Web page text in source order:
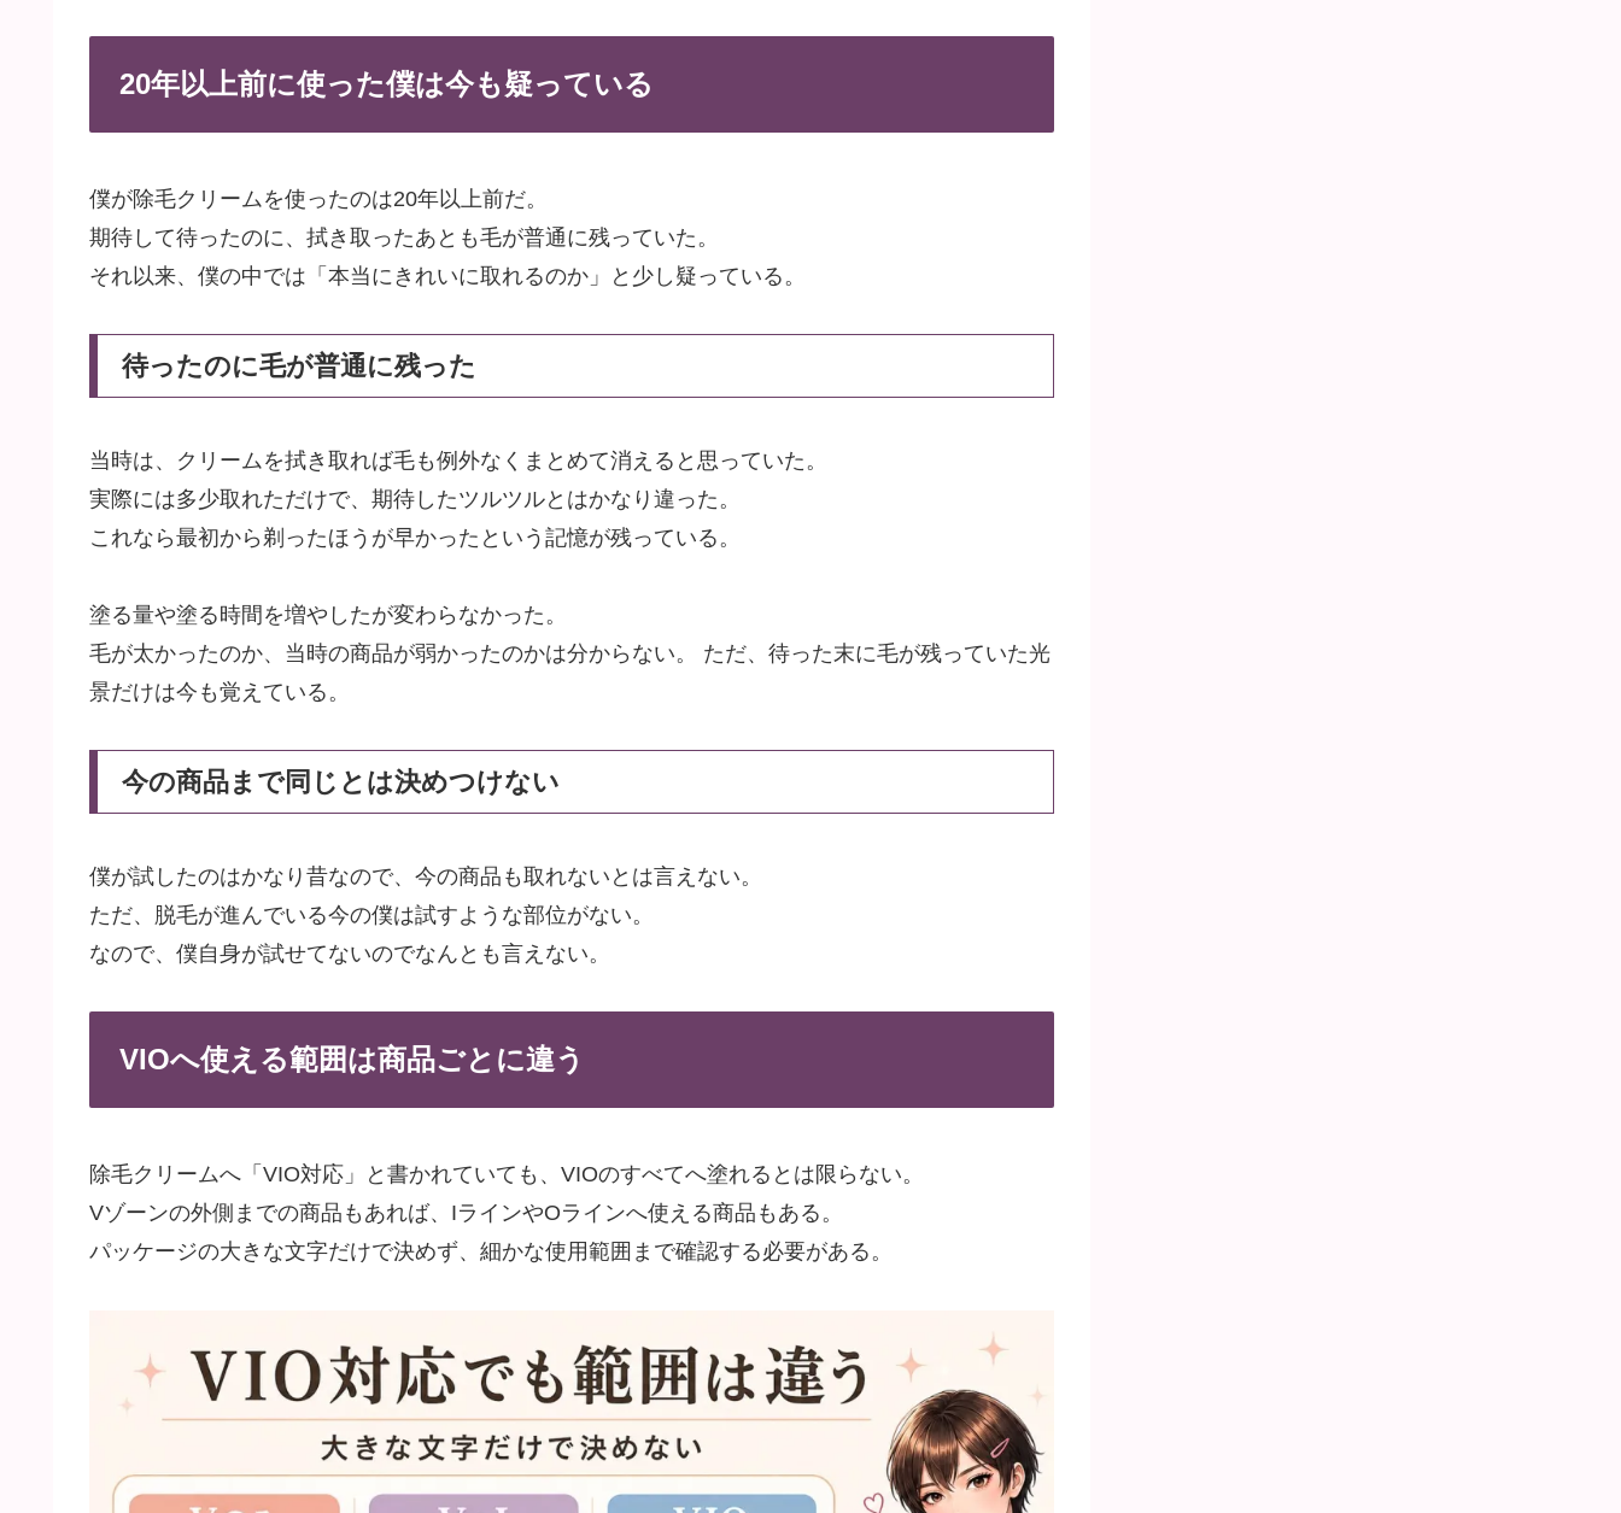
20年以上前に使った僕は今も疑っている
僕が除毛クリームを使ったのは20年以上前だ。
期待して待ったのに、拭き取ったあとも毛が普通に残っていた。
それ以来、僕の中では「本当にきれいに取れるのか」と少し疑っている。
待ったのに毛が普通に残った
当時は、クリームを拭き取れば毛も例外なくまとめて消えると思っていた。
実際には多少取れただけで、期待したツルツルとはかなり違った。
これなら最初から剃ったほうが早かったという記憶が残っている。
塗る量や塗る時間を増やしたが変わらなかった。
毛が太かったのか、当時の商品が弱かったのかは分からない。 ただ、待った末に毛が残っていた光
景だけは今も覚えている。
今の商品まで同じとは決めつけない
僕が試したのはかなり昔なので、今の商品も取れないとは言えない。
ただ、脱毛が進んでいる今の僕は試すような部位がない。
なので、僕自身が試せてないのでなんとも言えない。
VIOへ使える範囲は商品ごとに違う
除毛クリームへ「VIO対応」と書かれていても、VIOのすべてへ塗れるとは限らない。
Vゾーンの外側までの商品もあれば、IラインやOラインへ使える商品もある。
パッケージの大きな文字だけで決めず、細かな使用範囲まで確認する必要がある。